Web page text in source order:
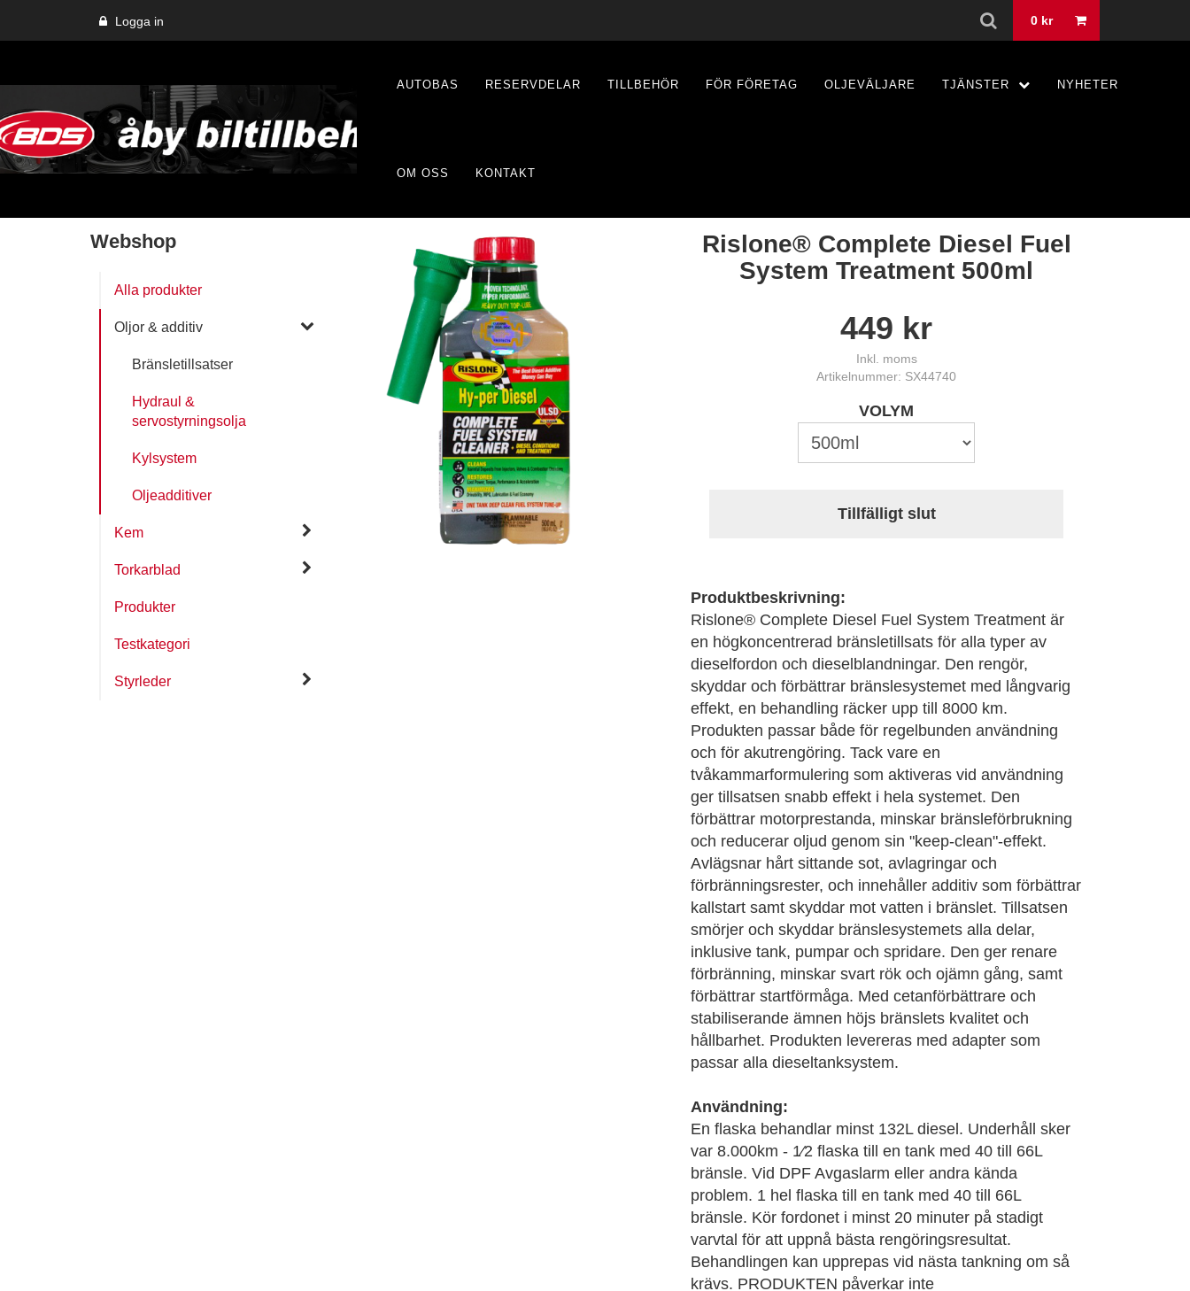
Logga in 0 kr
AUTOBAS RESERVDELAR TILLBEHÖR FÖR FÖRETAG OLJEVÄLJARE TJÄNSTER NYHETER
OM OSS KONTAKT
Webshop
Alla produkter
Oljor & additiv
Bränsletillsatser
Hydraul &
servostyrningsolja
Kylsystem
Oljeadditiver
Kem
Torkarblad
Produkter
Testkategori
Styrleder
Rislone® Complete Diesel Fuel
System Treatment 500ml
449 kr
Inkl. moms
Artikelnummer: SX44740
VOLYM
Tillfälligt slut
Produktbeskrivning:
Rislone® Complete Diesel Fuel System Treatment är
en högkoncentrerad bränsletillsats för alla typer av
dieselfordon och dieselblandningar. Den rengör,
skyddar och förbättrar bränslesystemet med långvarig
effekt, en behandling räcker upp till 8000 km.
Produkten passar både för regelbunden användning
och för akutrengöring. Tack vare en
tvåkammarformulering som aktiveras vid användning
ger tillsatsen snabb effekt i hela systemet. Den
förbättrar motorprestanda, minskar bränsleförbrukning
och reducerar oljud genom sin "keep-clean"-effekt.
Avlägsnar hårt sittande sot, avlagringar och
förbränningsrester, och innehåller additiv som förbättrar
kallstart samt skyddar mot vatten i bränslet. Tillsatsen
smörjer och skyddar bränslesystemets alla delar,
inklusive tank, pumpar och spridare. Den ger renare
förbränning, minskar svart rök och ojämn gång, samt
förbättrar startförmåga. Med cetanförbättrare och
stabiliserande ämnen höjs bränslets kvalitet och
hållbarhet. Produkten levereras med adapter som
passar alla dieseltanksystem.
Användning:
En flaska behandlar minst 132L diesel. Underhåll sker
var 8.000km - 1⁄2 flaska till en tank med 40 till 66L
bränsle. Vid DPF Avgaslarm eller andra kända
problem. 1 hel flaska till en tank med 40 till 66L
bränsle. Kör fordonet i minst 20 minuter på stadigt
varvtal för att uppnå bästa rengöringsresultat.
Behandlingen kan upprepas vid nästa tankning om så
krävs. PRODUKTEN påverkar inte